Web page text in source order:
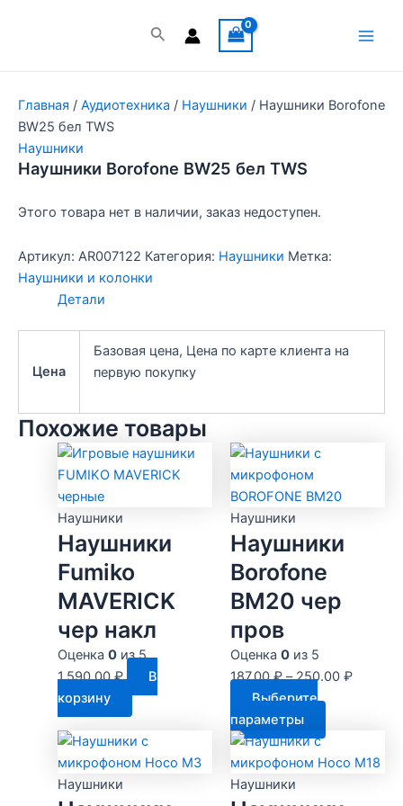
Поиск
Главная / Аудиотехника / Наушники / Наушники Borofone
BW25 бел TWS
Наушники
Наушники Borofone BW25 бел TWS
Этого товара нет в наличии, заказ недоступен.
Артикул: AR007122 Категория: Наушники Метка:
Наушники и колонки
Детали
Цена
Базовая цена, Цена по карте клиента на
первую покупку
Похожие товары
Наушники
Наушники
Fumiko
MAVERICK
чер накл
Оценка 0из 5
1,590.00₽
В
корзину
Наушники
Наушники
Borofone
BM20 чер
пров
Оценка 0из 5
187.00₽–250.00 ₽
Выберите
параметры
товар
имеет
Наушники Наушники